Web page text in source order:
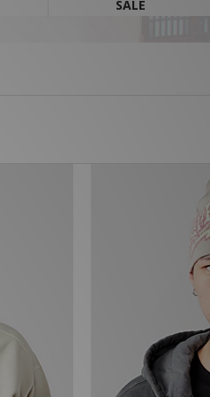
deze onmisbare
go.
SALE